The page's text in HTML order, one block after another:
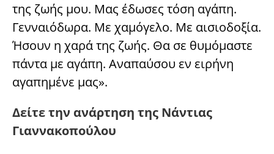
της ζωής μου. Μας έδωσες τόση αγάπη.
Γενναιόδωρα. Με χαμόγελο. Με αισιοδοξία.
Ήσουν η χαρά της ζωής. Θα σε θυμόμαστε
πάντα με αγάπη. Αναπαύσου εν ειρήνη
αγαπημένε μας».
Δείτε την ανάρτηση της Νάντιας
Γιαννακοπούλου